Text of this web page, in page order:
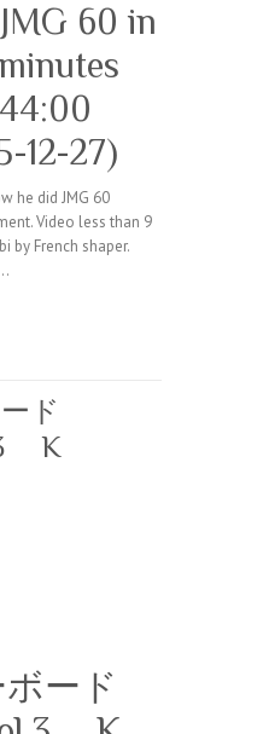
60 in
12-27)
he did JMG 60
Video less than 9
by French shaper.
ード
K
ボード